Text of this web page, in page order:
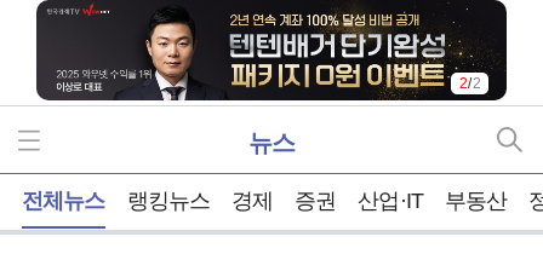
2/2
뉴스
전체뉴스 랭킹뉴스 경제 증권 산업·IT 부동산